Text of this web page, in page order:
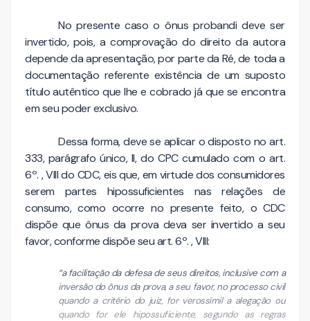
No presente caso o ônus probandi deve ser
invertido, pois, a comprovação do direito da autora
depende da apresentação, por parte da Ré, de toda a
documentação referente existência de um suposto
título autêntico que lhe e cobrado já que se encontra
em seu poder exclusivo.
Dessa forma, deve se aplicar o disposto no art.
333, parágrafo único, II, do CPC cumulado com o art.
6º. , VIII do CDC, eis que, em virtude dos consumidores
serem partes hipossuficientes nas relações de
consumo, como ocorre no presente feito, o CDC
dispõe que ônus da prova deva ser invertido a seu
favor, conforme dispõe seu art. 6º. , VIII:
“a facilitação da defesa de seus direitos, inclusive com a
inversão do ônus da prova, a seu favor, no processo civil
quando a critério do juiz, for verossímil a alegação ou
quando for ele hipossuficiente, segundo as regras